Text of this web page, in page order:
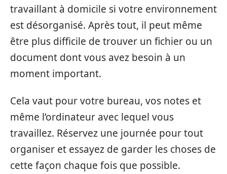
travaillant à domicile si votre environnement
est désorganisé. Après tout, il peut même
être plus difficile de trouver un fichier ou un
document dont vous avez besoin à un
moment important.
Cela vaut pour votre bureau, vos notes et
même l’ordinateur avec lequel vous
travaillez. Réservez une journée pour tout
organiser et essayez de garder les choses de
cette façon chaque fois que possible.